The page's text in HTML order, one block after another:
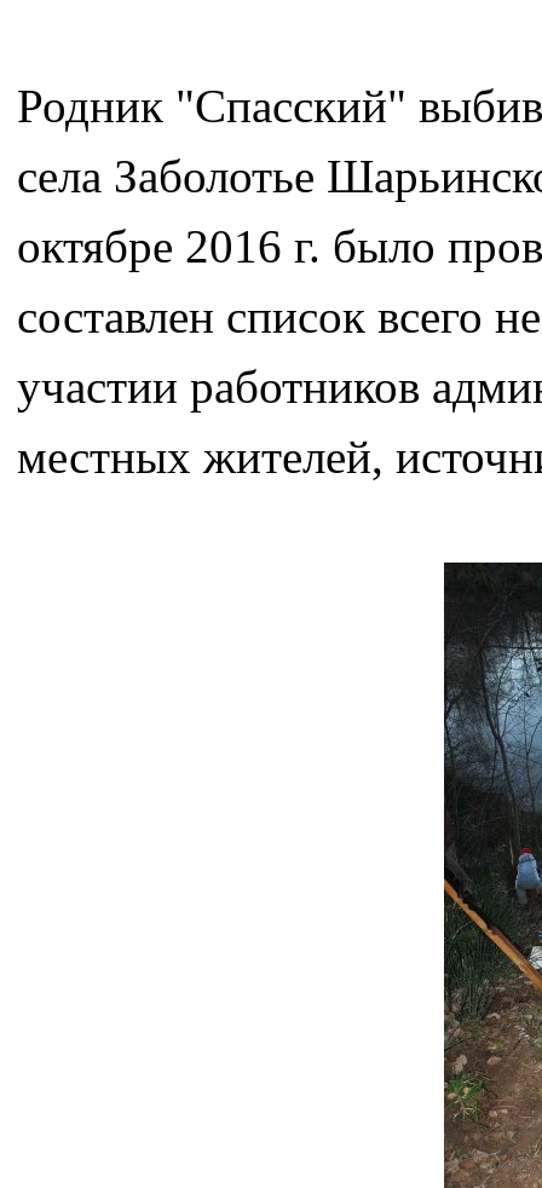
Родник "Спасский"
села Заболотье
октябре 2016 г. было
составлен список всего
участии работников
местных жителей,